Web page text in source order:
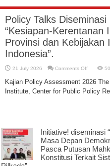
Policy Talks Diseminasi
“Kesiapan-Kerentanan
Provinsi dan Kebijakan
Indonesia”.
21 July 2026 Comments Offon
Talks
Diseminasi
Kajian Policy Assessment 2026
Institute, Center for Public Policy
Initiative! diseminasi
Masa Depan
Pasca Putusan
Konstitusi Terkait